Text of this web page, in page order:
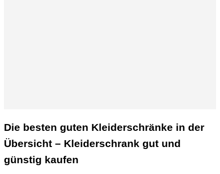
Die besten guten Kleiderschränke in der
Übersicht – Kleiderschrank gut und
günstig kaufen